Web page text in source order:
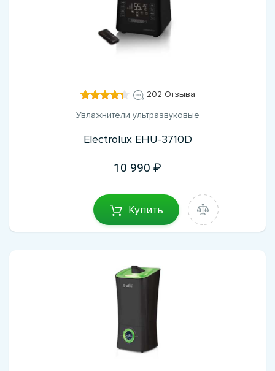
202 Отзыва
Увлажнители ультразвуковые
Electrolux EHU-3710D
10 990
Купить